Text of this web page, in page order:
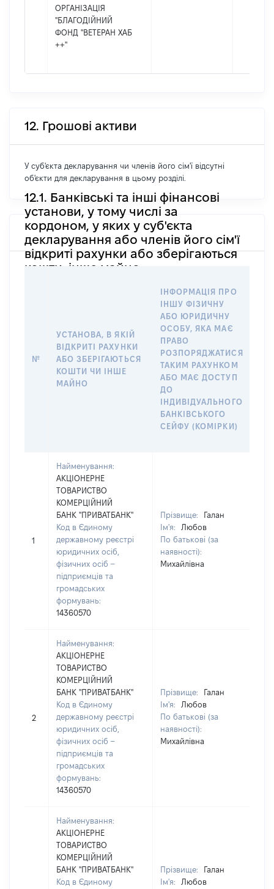
ОРГАНІЗАЦІЯ
"БЛАГОДІЙНИЙ
ФОНД "ВЕТЕРАН ХАБ
++"
12. Грошові активи
У суб'єкта декларування чи членів його сім'ї відсутні
об'єкти для декларування в цьому розділі.
12.1. Банківські та інші фінансові
установи, у тому числі за
кордоном, у яких у суб'єкта
декларування або членів його сім'ї
відкриті рахунки або зберігаються
кошти, інше майно
№
УСТАНОВА, В ЯКІЙ
ВІДКРИТІ РАХУНКИ
АБО ЗБЕРІГАЮТЬСЯ
КОШТИ ЧИ ІНШЕ
МАЙНО
ІНФОРМАЦІЯ ПРО
ІНШУ ФІЗИЧНУ
АБО ЮРИДИЧНУ
ОСОБУ, ЯКА МАЄ
ПРАВО
РОЗПОРЯДЖАТИСЯ
ТАКИМ РАХУНКОМ
АБО МАЄ ДОСТУП
ДО
ІНДИВІДУАЛЬНОГО
БАНКІВСЬКОГО
СЕЙФУ (КОМІРКИ)
1
Найменування:
АКЦІОНЕРНЕ
ТОВАРИСТВО
КОМЕРЦІЙНИЙ
БАНК "ПРИВАТБАНК"
Код в Єдиному
державному реєстрі
юридичних осіб,
фізичних осіб –
підприємців та
громадських
формувань:
14360570
Прізвище:
Галан
Ім'я:
Любов
По батькові (за
наявності):
Михайлівна
2
Найменування:
АКЦІОНЕРНЕ
ТОВАРИСТВО
КОМЕРЦІЙНИЙ
БАНК "ПРИВАТБАНК"
Код в Єдиному
державному реєстрі
юридичних осіб,
фізичних осіб –
підприємців та
громадських
формувань:
14360570
Прізвище:
Галан
Ім'я:
Любов
По батькові (за
наявності):
Михайлівна
Найменування:
АКЦІОНЕРНЕ
ТОВАРИСТВО
КОМЕРЦІЙНИЙ
БАНК "ПРИВАТБАНК"
Код в Єдиному
Прізвище:
Галан
Ім'я:
Любов